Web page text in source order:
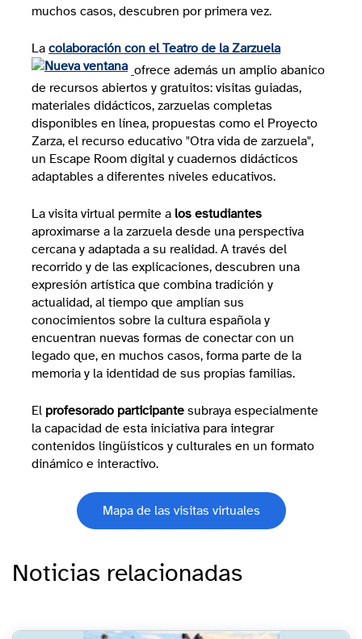
muchos casos, descubren por primera vez.
La colaboración con el Teatro de la Zarzuela
ofrece además un amplio abanico
de recursos abiertos y gratuitos: visitas guiadas,
materiales didácticos, zarzuelas completas
disponibles en línea, propuestas como el Proyecto
Zarza, el recurso educativo "Otra vida de zarzuela",
un Escape Room digital y cuadernos didácticos
adaptables a diferentes niveles educativos.
La visita virtual permite a los estudiantes
aproximarse a la zarzuela desde una perspectiva
cercana y adaptada a su realidad. A través del
recorrido y de las explicaciones, descubren una
expresión artística que combina tradición y
actualidad, al tiempo que amplían sus
conocimientos sobre la cultura española y
encuentran nuevas formas de conectar con un
legado que, en muchos casos, forma parte de la
memoria y la identidad de sus propias familias.
El profesorado participante subraya especialmente
la capacidad de esta iniciativa para integrar
contenidos lingüísticos y culturales en un formato
dinámico e interactivo.
Mapa de las visitas virtuales
Noticias relacionadas